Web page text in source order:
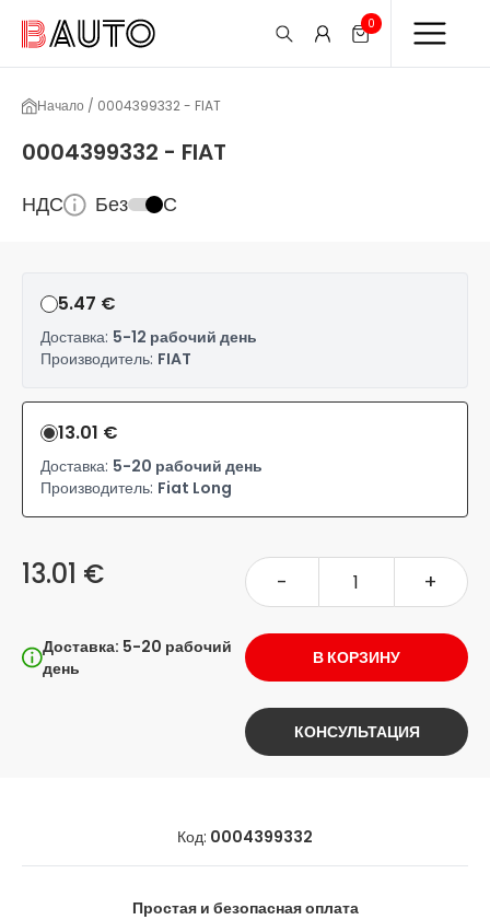
0
Начало / 0004399332 - FIAT
0004399332 - FIAT
НДС Без С
5.47 €
Доставка: 5-12 рабочий день
Производитель: FIAT
13.01 €
Доставка: 5-20 рабочий день
Производитель: Fiat Long
13.01 € - +
Доставка: 5-20 рабочий
день
В КОРЗИНУ
КОНСУЛЬТАЦИЯ
Код: 0004399332
Простая и безопасная оплата